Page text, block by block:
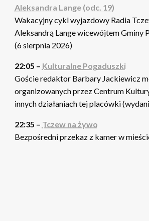
Aleksandra Lange (odc. 19)
Wakacyjny cykl wyjazdowy Radia
Aleksandrą Lange wicewójtem Gminy
(6 sierpnia 2026)
22:05 – Kulturalne Pogaduszki
Goście redaktor Barbary Jackiewicz
organizowanych przez Centrum
innych działaniach tej placówki
22:35 – Tczew na żywo
Bezpośredni przekaz z kamer w